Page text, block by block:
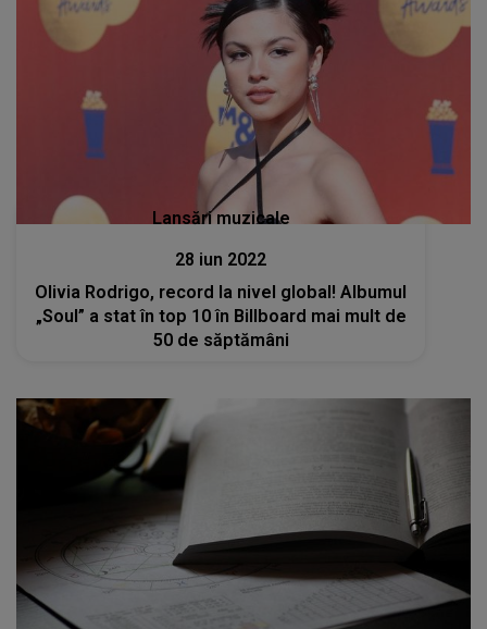
Lansări muzicale
28 iun 2022
Olivia Rodrigo, record la nivel global! Albumul
„Soul” a stat în top 10 în Billboard mai mult de
50 de săptămâni